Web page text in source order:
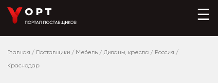
☰
Главная / Поставщики / Мебель / Диваны, кресла / Россия /
Краснодар